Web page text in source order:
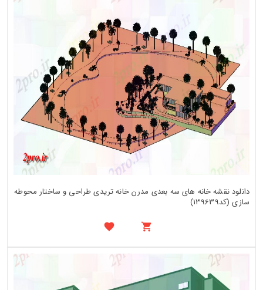
دانلود نقشه خانه های سه بعدی مدرن خانه تریدی طراحی و ساختار محوطه
سازی (کد139639)